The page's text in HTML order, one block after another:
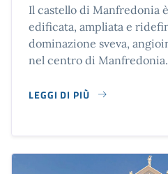
Il castello di Manfredonia
edificata, ampliata e
dominazione sveva,
nel centro di Manfredonia.
LEGGI DI PIÙ
SU CASTELLO SVEVO